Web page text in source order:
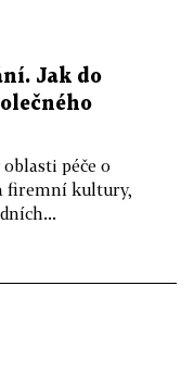
Jak do
péče o
firemní kultury,